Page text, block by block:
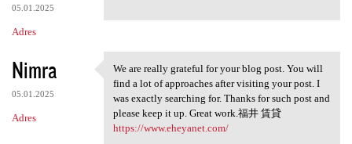
05.01.2025
Adres
Nimra
05.01.2025
Adres
We are really grateful for
We are really grateful for your blog post. You will
find a lot of approaches after visiting your post. I
was exactly searching for. Thanks for such post and
please keep it up. Great work.福井 賃貸
https://www.eheyanet.com/